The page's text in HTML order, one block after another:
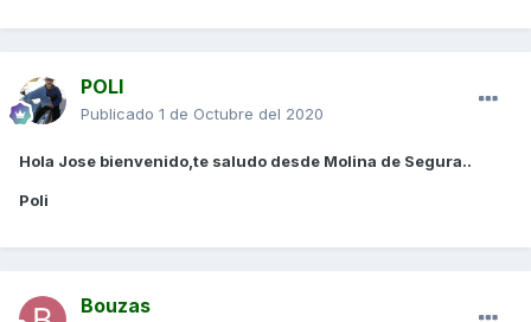
POLI
Publicado 1 de Octubre del 2020
Hola Jose bienvenido,te saludo desde Molina de Segura..
Poli
Bouzas